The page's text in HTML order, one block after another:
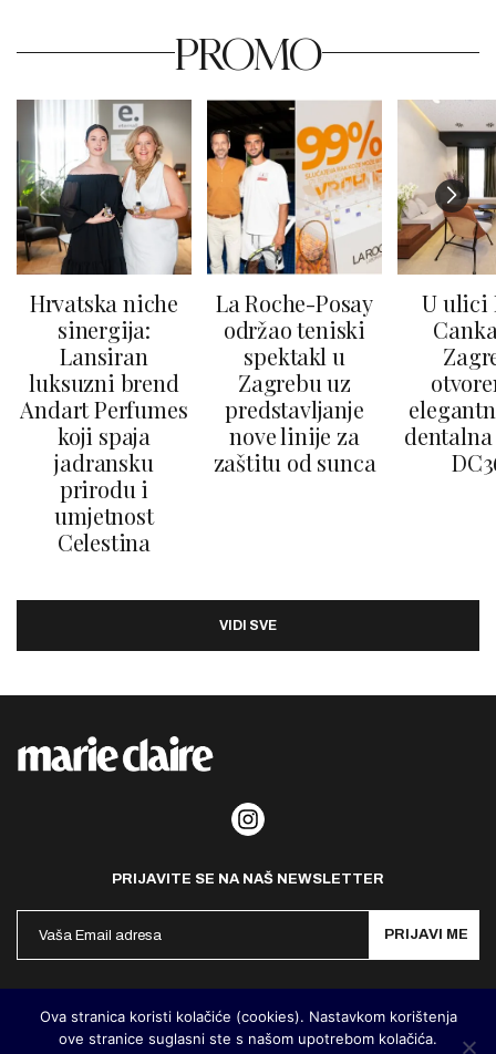
PROMO
Hrvatska niche
sinergija:
Lansiran
luksuzni brend
Andart Perfumes
koji spaja
jadransku
prirodu i
umjetnost
Celestina
La Roche-Posay
održao teniski
spektakl u
Zagrebu uz
predstavljanje
nove linije za
zaštitu od sunca
U ulici
VIDI SVE
PRIJAVITE SE NA NAŠ NEWSLETTER
PRIJAVI ME
Ova stranica koristi kolačiće (cookies). Nastavkom korištenja
ove stranice suglasni ste s našom upotrebom kolačića.